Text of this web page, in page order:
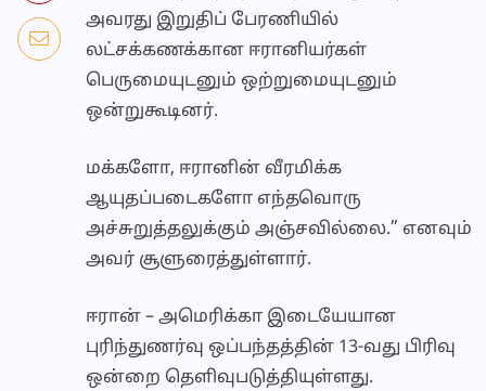
அவரது இறுதிப் பேரணியில்
லட்சக்கணக்கான ஈரானியர்கள்
பெருமையுடனும் ஒற்றுமையுடனும்
ஒன்றுகூடினர்.
மக்களோ, ஈரானின் வீரமிக்க
ஆயுதப்படைகளோ எந்தவொரு
அச்சுறுத்தலுக்கும் அஞ்சவில்லை.” எனவும்
அவர் சூளுரைத்துள்ளார்.
ஈரான் – அமெரிக்கா இடையேயான
புரிந்துணர்வு ஒப்பந்தத்தின் 13-வது பிரிவு
ஒன்றை தெளிவுபடுத்தியுள்ளது.